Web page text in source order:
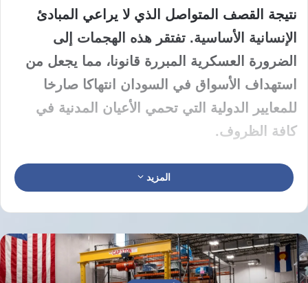
نتيجة القصف المتواصل الذي لا يراعي المبادئ
الإنسانية الأساسية. تفتقر هذه الهجمات إلى
الضرورة العسكرية المبررة قانونا، مما يجعل من
استهداف الأسواق في السودان انتهاكا صارخا
للمعايير الدولية التي تحمي الأعيان المدنية في
كافة الظروف.
تتواصل العمليات العسكرية التي تتجاهل تحييد
التجمعات السكانية والمنشآت التجارية المكتظة
استهداف هذه المناطق بذريعة وجود أهداف
عسكرية أو مسلحين، مؤكدا أن وجود القوات
المزيد